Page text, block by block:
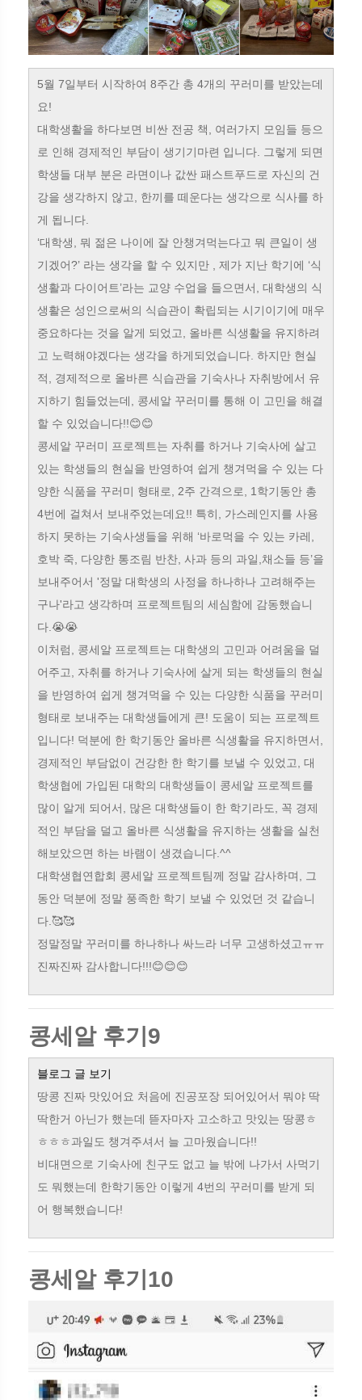
5월 7일부터 시작하여 8주간 총 4개의 꾸러미를 받았는데
요!
대학생활을 하다보면 비싼 전공 책, 여러가지 모임들 등으
로 인해 경제적인 부담이 생기기마련 입니다. 그렇게 되면
학생들 대부 분은 라면이나 값싼 패스트푸드로 자신의 건
강을 생각하지 않고, 한끼를 떼운다는 생각으로 식사를 하
게 됩니다.
‘대학생, 뭐 젊은 나이에 잘 안챙겨먹는다고 뭐 큰일이 생
기겠어?’ 라는 생각을 할 수 있지만 , 제가 지난 학기에 ‘식
생활과 다이어트’라는 교양 수업을 들으면서, 대학생의 식
생활은 성인으로써의 식습관이 확립되는 시기이기에 매우
중요하다는 것을 알게 되었고, 올바른 식생활을 유지하려
고 노력해야겠다는 생각을 하게되었습니다. 하지만 현실
적, 경제적으로 올바른 식습관을 기숙사나 자취방에서 유
지하기 힘들었는데, 콩세알 꾸러미를 통해 이 고민을 해결
할 수 있었습니다!!😊😊
콩세알 꾸러미 프로젝트는 자취를 하거나 기숙사에 살고
있는 학생들의 현실을 반영하여 쉽게 챙겨먹을 수 있는 다
양한 식품을 꾸러미 형태로, 2주 간격으로, 1학기동안 총
4번에 걸쳐서 보내주었는데요!! 특히, 가스레인지를 사용
하지 못하는 기숙사생들을 위해 ‘바로먹을 수 있는 카레,
호박 죽, 다양한 통조림 반찬, 사과 등의 과일,채소들 등’을
보내주어서 '정말 대학생의 사정을 하나하나 고려해주는
구나'라고 생각하며 프로젝트팀의 세심함에 감동했습니
다.😭😭
이처럼, 콩세알 프로젝트는 대학생의 고민과 어려움을 덜
어주고, 자취를 하거나 기숙사에 살게 되는 학생들의 현실
을 반영하여 쉽게 챙겨먹을 수 있는 다양한 식품을 꾸러미
형태로 보내주는 대학생들에게 큰! 도움이 되는 프로젝트
입니다! 덕분에 한 학기동안 올바른 식생활을 유지하면서,
경제적인 부담없이 건강한 한 학기를 보낼 수 있었고, 대
학생협에 가입된 대학의 대학생들이 콩세알 프로젝트를
많이 알게 되어서, 많은 대학생들이 한 학기라도, 꼭 경제
적인 부담을 덜고 올바른 식생활을 유지하는 생활을 실천
해보았으면 하는 바램이 생겼습니다.^^
대학생협연합회 콩세알 프로젝트팀께 정말 감사하며, 그
동안 덕분에 정말 풍족한 학기 보낼 수 있었던 것 같습니
다.🥰🥰
정말정말 꾸러미를 하나하나 싸느라 너무 고생하셨고ㅠㅠ
진짜진짜 감사합니다!!!😊😊😊
콩세알 후기9
블로그 글 보기
땅콩 진짜 맛있어요 처음에 진공포장 되어있어서 뭐야 딱
딱한거 아닌가 했는데 뜯자마자 고소하고 맛있는 땅콩ㅎ
ㅎㅎㅎ과일도 챙겨주셔서 늘 고마웠습니다!!
비대면으로 기숙사에 친구도 없고 늘 밖에 나가서 사먹기
도 뭐했는데 한학기동안 이렇게 4번의 꾸러미를 받게 되
어 행복했습니다!
콩세알 후기10